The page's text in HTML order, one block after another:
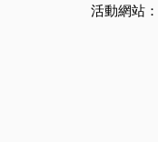
活動網站：